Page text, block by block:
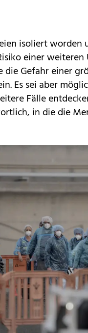
isoliert
einer
die Gefahr einer
Es sei aber
Fälle
in die die